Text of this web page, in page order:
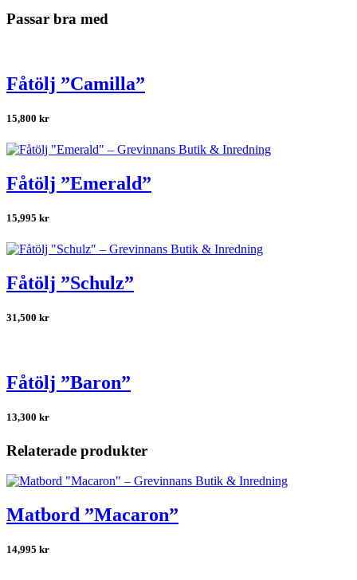
Passar bra med
Fåtölj ”Camilla”
15,800 kr
Fåtölj ”Emerald”
15,995 kr
Fåtölj ”Schulz”
31,500 kr
Fåtölj ”Baron”
13,300 kr
Relaterade produkter
Matbord ”Macaron”
14,995 kr